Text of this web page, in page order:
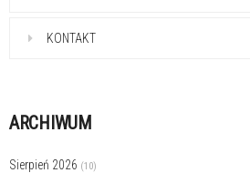
KONTAKT
ARCHIWUM
Sierpień 2026 (10)